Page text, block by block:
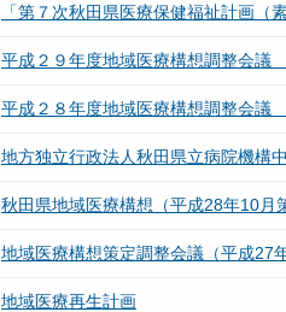
「第７次秋田県医療保健福祉計画（
平成２９年度地域医療構想調整会議
平成２８年度地域医療構想調整会議
地方独立行政法人秋田県立病院機構
秋田県地域医療構想（平成28年10月
地域医療構想策定調整会議（平成27年
地域医療再生計画